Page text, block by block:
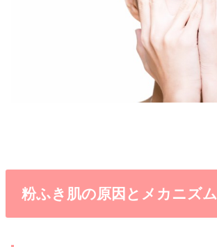
粉ふき肌の原因とメカニズム